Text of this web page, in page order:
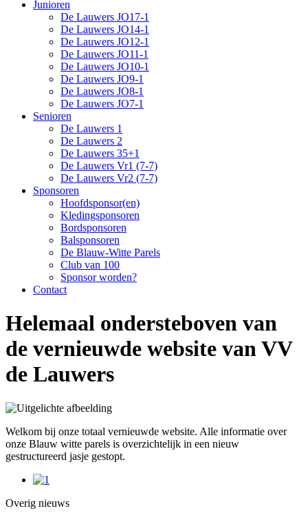
Junioren
De Lauwers JO17-1
De Lauwers JO14-1
De Lauwers JO12-1
De Lauwers JO11-1
De Lauwers JO10-1
De Lauwers JO9-1
De Lauwers JO8-1
De Lauwers JO7-1
Senioren
De Lauwers 1
De Lauwers 2
De Lauwers 35+1
De Lauwers Vr1 (7-7)
De Lauwers Vr2 (7-7)
Sponsoren
Hoofdsponsor(en)
Kledingsponsoren
Bordsponsoren
Balsponsoren
De Blauw-Witte Parels
Club van 100
Sponsor worden?
Contact
Helemaal ondersteboven van
de vernieuwde website van VV
de Lauwers
Welkom bij onze totaal vernieuwde website. Alle informatie over
onze Blauw witte parels is overzichtelijk in een nieuw
gestructureerd jasje gestopt.
Overig nieuws